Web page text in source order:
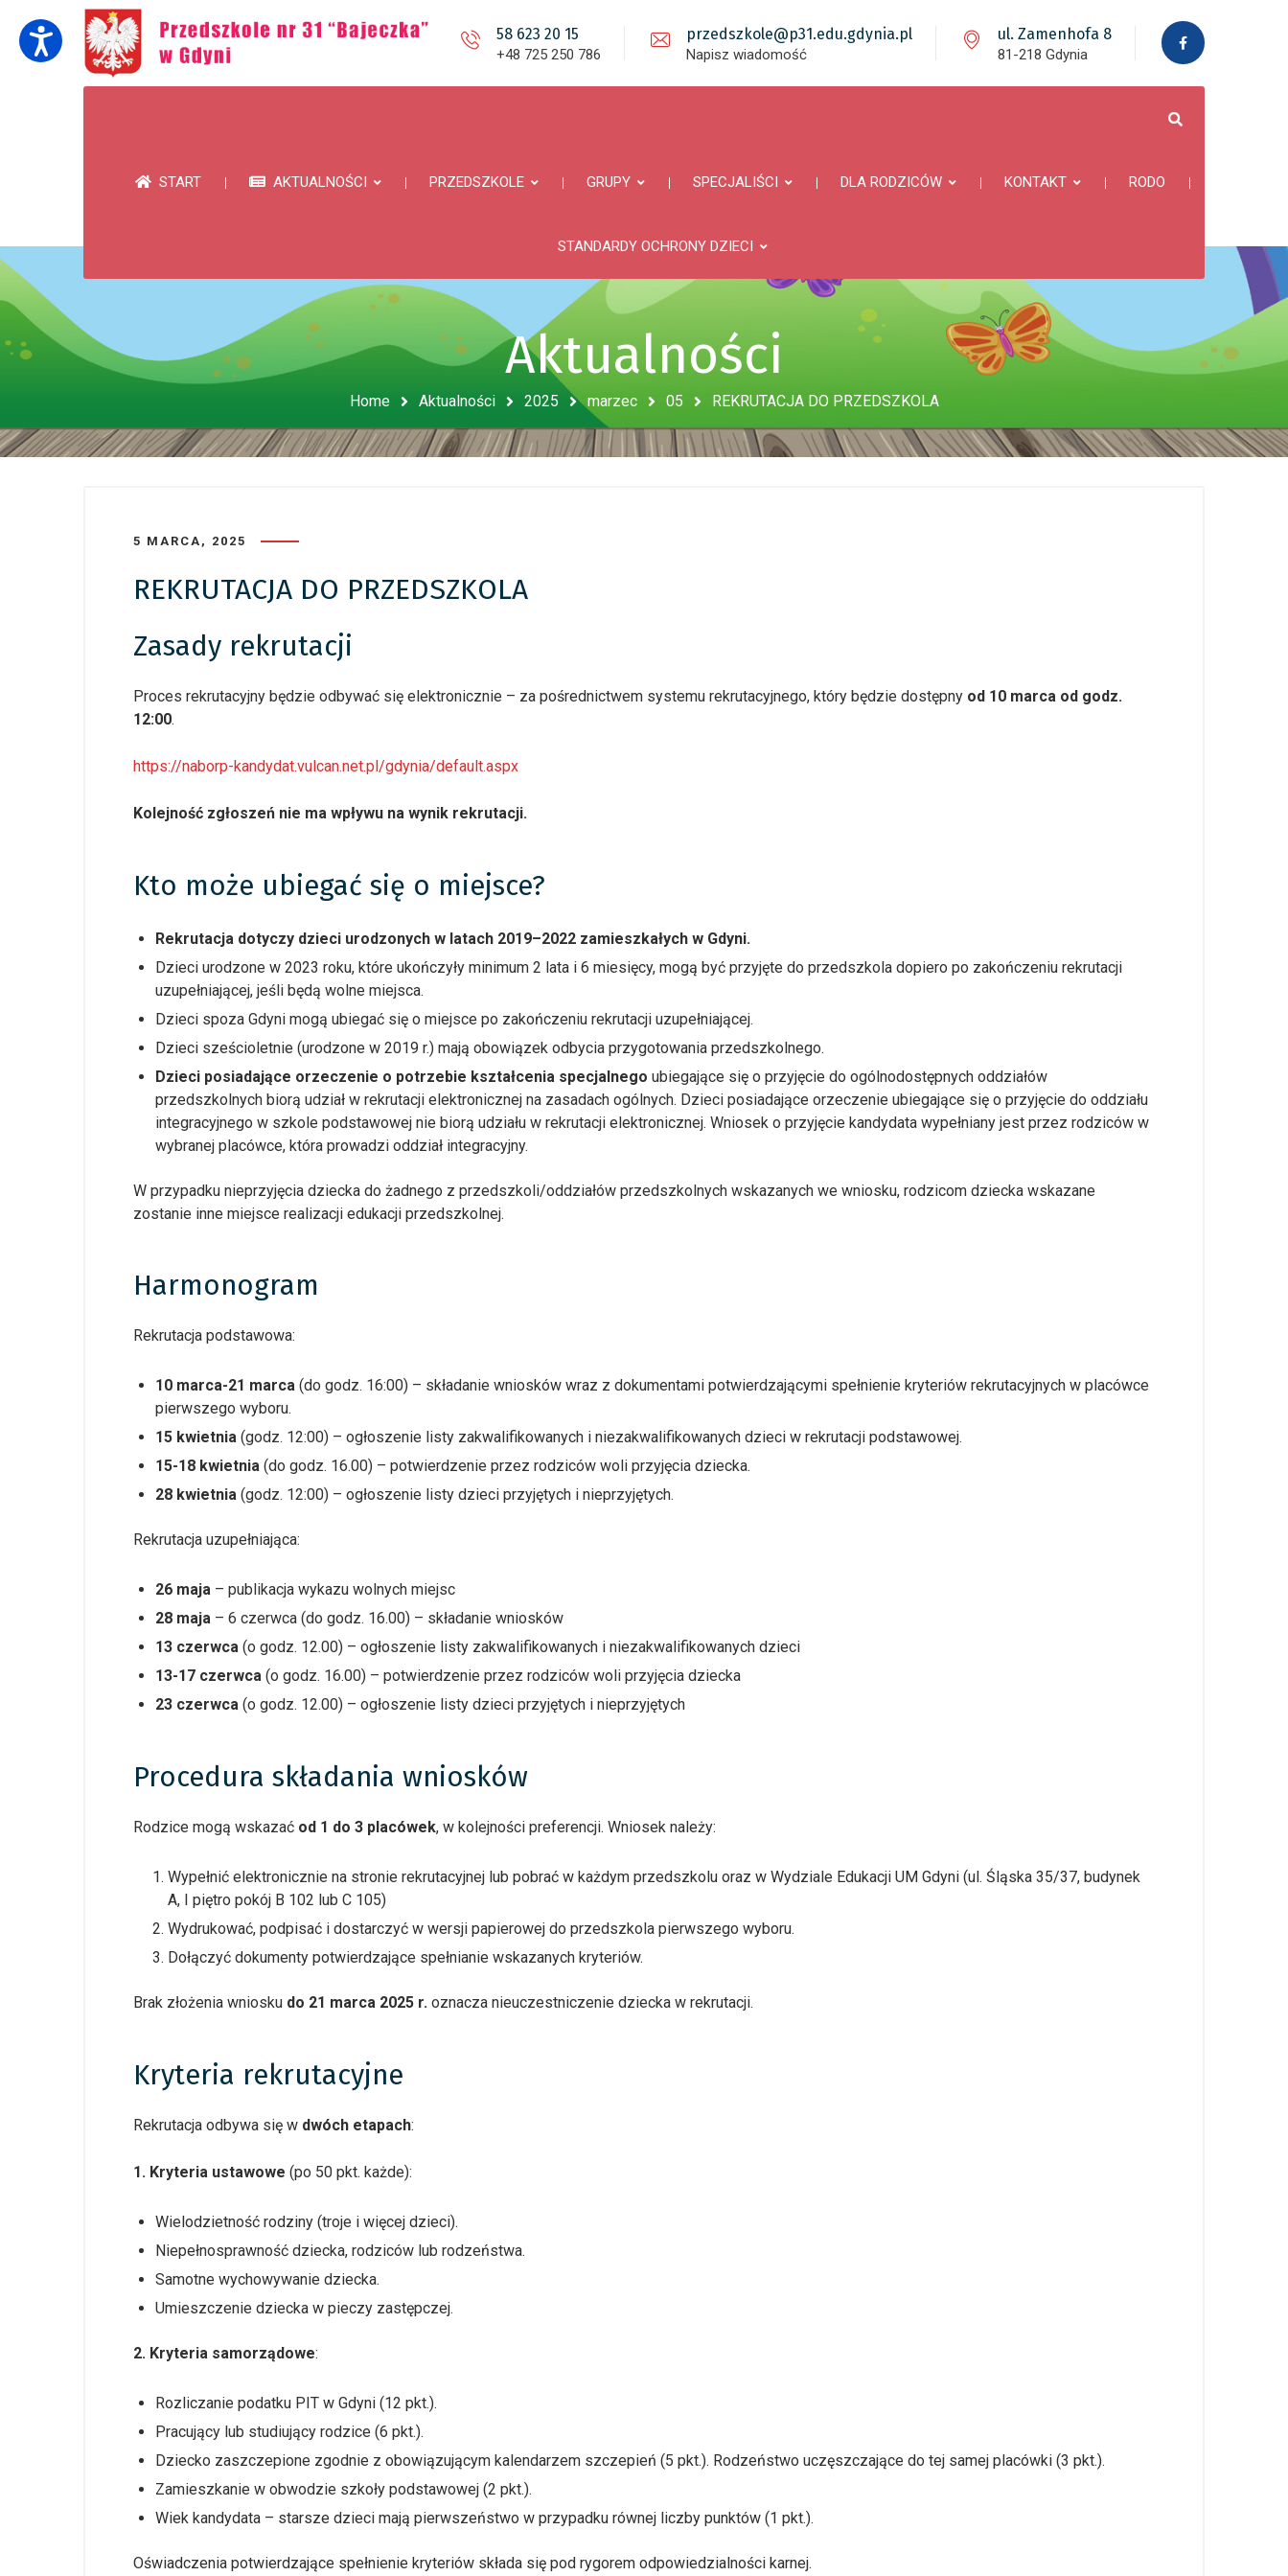
58 623 20 15
+48 725 250 786
przedszkole@p31.edu.gdynia.pl
Napisz wiadomość
ul. Zamenhofa 8
81-218 Gdynia
START AKTUALNOŚCI PRZEDSZKOLE GRUPY SPECJALIŚCI DLA RODZICÓW KONTAKT RODO
STANDARDY OCHRONY DZIECI
Aktualności
Home Aktualności 2025 marzec 05 REKRUTACJA DO PRZEDSZKOLA
5 MARCA, 2025
REKRUTACJA DO PRZEDSZKOLA
Zasady rekrutacji
Proces rekrutacyjny będzie odbywać się elektronicznie – za pośrednictwem systemu rekrutacyjnego, który będzie dostępny od 10 marca od godz.
12:00.
https://naborp-kandydat.vulcan.net.pl/gdynia/default.aspx
Kolejność zgłoszeń nie ma wpływu na wynik rekrutacji.
Kto może ubiegać się o miejsce?
Rekrutacja dotyczy dzieci urodzonych w latach 2019–2022 zamieszkałych w Gdyni.
Dzieci urodzone w 2023 roku, które ukończyły minimum 2 lata i 6 miesięcy, mogą być przyjęte do przedszkola dopiero po zakończeniu rekrutacji
uzupełniającej, jeśli będą wolne miejsca.
Dzieci spoza Gdyni mogą ubiegać się o miejsce po zakończeniu rekrutacji uzupełniającej.
Dzieci sześcioletnie (urodzone w 2019 r.) mają obowiązek odbycia przygotowania przedszkolnego.
Dzieci posiadające orzeczenie o potrzebie kształcenia specjalnego ubiegające się o przyjęcie do ogólnodostępnych oddziałów
przedszkolnych biorą udział w rekrutacji elektronicznej na zasadach ogólnych. Dzieci posiadające orzeczenie ubiegające się o przyjęcie do oddziału
integracyjnego w szkole podstawowej nie biorą udziału w rekrutacji elektronicznej. Wniosek o przyjęcie kandydata wypełniany jest przez rodziców w
wybranej placówce, która prowadzi oddział integracyjny.
W przypadku nieprzyjęcia dziecka do żadnego z przedszkoli/oddziałów przedszkolnych wskazanych we wniosku, rodzicom dziecka wskazane
zostanie inne miejsce realizacji edukacji przedszkolnej.
Harmonogram
Rekrutacja podstawowa:
10 marca-21 marca (do godz. 16:00) – składanie wniosków wraz z dokumentami potwierdzającymi spełnienie kryteriów rekrutacyjnych w placówce
pierwszego wyboru.
15 kwietnia (godz. 12:00) – ogłoszenie listy zakwalifikowanych i niezakwalifikowanych dzieci w rekrutacji podstawowej.
15-18 kwietnia (do godz. 16.00) – potwierdzenie przez rodziców woli przyjęcia dziecka.
28 kwietnia (godz. 12:00) – ogłoszenie listy dzieci przyjętych i nieprzyjętych.
Rekrutacja uzupełniająca:
26 maja – publikacja wykazu wolnych miejsc
28 maja – 6 czerwca (do godz. 16.00) – składanie wniosków
13 czerwca (o godz. 12.00) – ogłoszenie listy zakwalifikowanych i niezakwalifikowanych dzieci
13-17 czerwca (o godz. 16.00) – potwierdzenie przez rodziców woli przyjęcia dziecka
23 czerwca (o godz. 12.00) – ogłoszenie listy dzieci przyjętych i nieprzyjętych
Procedura składania wniosków
Rodzice mogą wskazać od 1 do 3 placówek, w kolejności preferencji. Wniosek należy:
Wypełnić elektronicznie na stronie rekrutacyjnej lub pobrać w każdym przedszkolu oraz w Wydziale Edukacji UM Gdyni (ul. Śląska 35/37, budynek
A, I piętro pokój B 102 lub C 105)
Wydrukować, podpisać i dostarczyć w wersji papierowej do przedszkola pierwszego wyboru.
Dołączyć dokumenty potwierdzające spełnianie wskazanych kryteriów.
Brak złożenia wniosku do 21 marca 2025 r. oznacza nieuczestniczenie dziecka w rekrutacji.
Kryteria rekrutacyjne
Rekrutacja odbywa się w dwóch etapach:
1. Kryteria ustawowe (po 50 pkt. każde):
Wielodzietność rodziny (troje i więcej dzieci).
Niepełnosprawność dziecka, rodziców lub rodzeństwa.
Samotne wychowywanie dziecka.
Umieszczenie dziecka w pieczy zastępczej.
2. Kryteria samorządowe:
Rozliczanie podatku PIT w Gdyni (12 pkt.).
Pracujący lub studiujący rodzice (6 pkt.).
Dziecko zaszczepione zgodnie z obowiązującym kalendarzem szczepień (5 pkt.). Rodzeństwo uczęszczające do tej samej placówki (3 pkt.).
Zamieszkanie w obwodzie szkoły podstawowej (2 pkt.).
Wiek kandydata – starsze dzieci mają pierwszeństwo w przypadku równej liczby punktów (1 pkt.).
Oświadczenia potwierdzające spełnienie kryteriów składa się pod rygorem odpowiedzialności karnej.